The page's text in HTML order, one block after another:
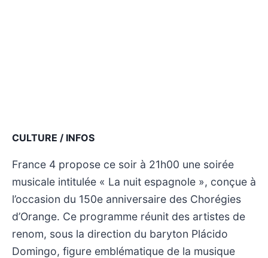
CULTURE / INFOS
France 4 propose ce soir à 21h00 une soirée
musicale intitulée « La nuit espagnole », conçue à
l’occasion du 150e anniversaire des Chorégies
d’Orange. Ce programme réunit des artistes de
renom, sous la direction du baryton Plácido
Domingo, figure emblématique de la musique